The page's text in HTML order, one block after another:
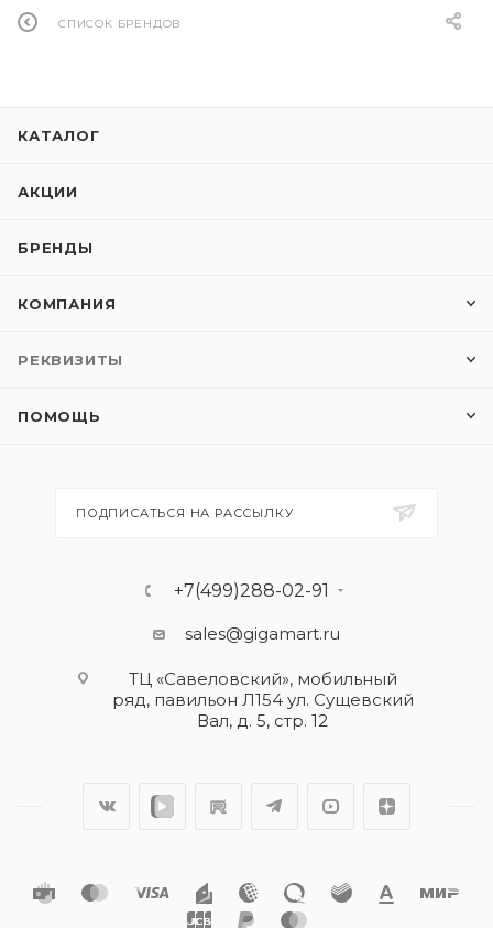
СПИСОК БРЕНДОВ
КАТАЛОГ
АКЦИИ
БРЕНДЫ
КОМПАНИЯ
РЕКВИЗИТЫ
ПОМОЩЬ
ПОДПИСАТЬСЯ НА РАССЫЛКУ
+7(499)288-02-91
sales@gigamart.ru
ТЦ «Савеловский», мобильный
ряд, павильон Л154 ул. Сущевский
Вал, д. 5, стр. 12